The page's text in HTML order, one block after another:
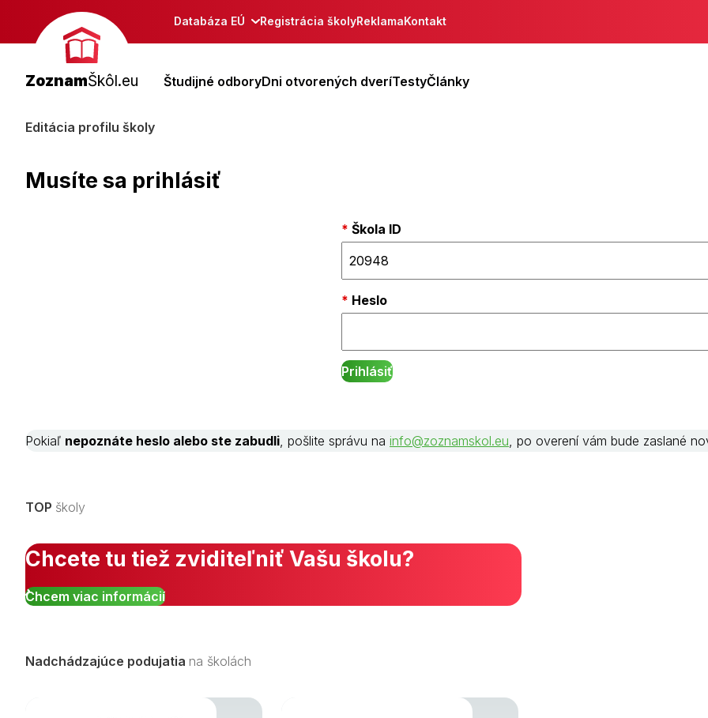
Databáza EÚ Registrácia školyReklamaKontakt
ZoznamŠkôl.eu Študijné odboryDni otvorených dveríTestyČlánky
Editácia profilu školy
Musíte sa prihlásiť
Škola ID
Heslo
Pokiaľ nepoznáte heslo alebo ste zabudli , pošlite správu na info@zoznamskol.eu , po overení vám bude zaslané
TOP školy
Chcete tu tiež zviditeľniť Vašu školu?
Chcem viac informácií
Nadchádzajúce podujatia na školách